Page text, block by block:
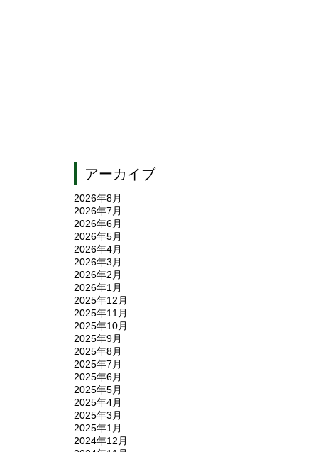
アーカイブ
2026年8月
2026年7月
2026年6月
2026年5月
2026年4月
2026年3月
2026年2月
2026年1月
2025年12月
2025年11月
2025年10月
2025年9月
2025年8月
2025年7月
2025年6月
2025年5月
2025年4月
2025年3月
2025年1月
2024年12月